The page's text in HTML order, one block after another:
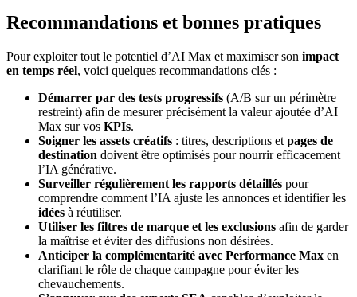
Recommandations et bonnes pratiques
Pour exploiter tout le potentiel d’AI Max et maximiser son impact
en temps réel, voici quelques recommandations clés :
Démarrer par des tests progressifs (A/B sur un périmètre
restreint) afin de mesurer précisément la valeur ajoutée d’AI
Max sur vos KPIs.
Soigner les assets créatifs : titres, descriptions et pages de
destination doivent être optimisés pour nourrir efficacement
l’IA générative.
Surveiller régulièrement les rapports détaillés pour
comprendre comment l’IA ajuste les annonces et identifier les
idées à réutiliser.
Utiliser les filtres de marque et les exclusions afin de garder
la maîtrise et éviter des diffusions non désirées.
Anticiper la complémentarité avec Performance Max en
clarifiant le rôle de chaque campagne pour éviter les
chevauchements.